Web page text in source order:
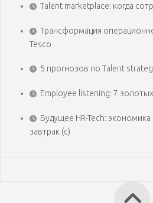
Talent marketplace: когда
Трансформация
Tesco
5 прогнозов по Talent
Employee listening: 7
Будущее HR-Tech: экономика
завтрак (с)